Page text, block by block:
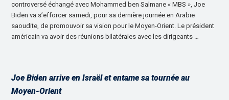
controversé échangé avec Mohammed ben Salmane « MBS », Joe
Biden va s’efforcer samedi, pour sa dernière journée en Arabie
saoudite, de promouvoir sa vision pour le Moyen-Orient. Le président
américain va avoir des réunions bilatérales avec les dirigeants …
Joe Biden arrive en Israël et entame sa tournée au
Moyen-Orient